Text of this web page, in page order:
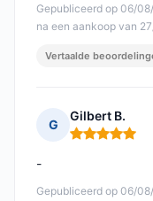
Gepubliceerd op 06/
na een aankoop van
Vertaalde
G
Gilbert B.
Opmerking: 5
Gepubliceerd op 06/
-